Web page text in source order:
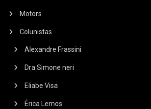
Motors
Colunistas
Alexandre Frassini
Dra Simone neri
Eliabe Visa
Érica Lemos